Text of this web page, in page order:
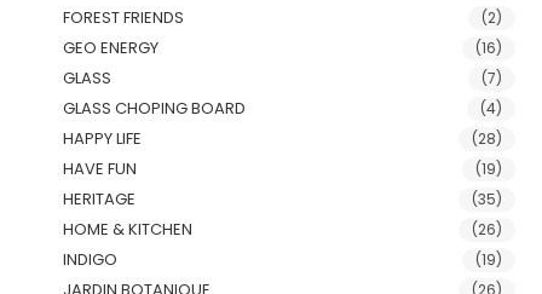
FOREST FRIENDS (2)
GEO ENERGY (16)
GLASS (7)
GLASS CHOPING BOARD (4)
HAPPY LIFE (28)
HAVE FUN (19)
HERITAGE (35)
HOME & KITCHEN (26)
INDIGO (19)
(26)